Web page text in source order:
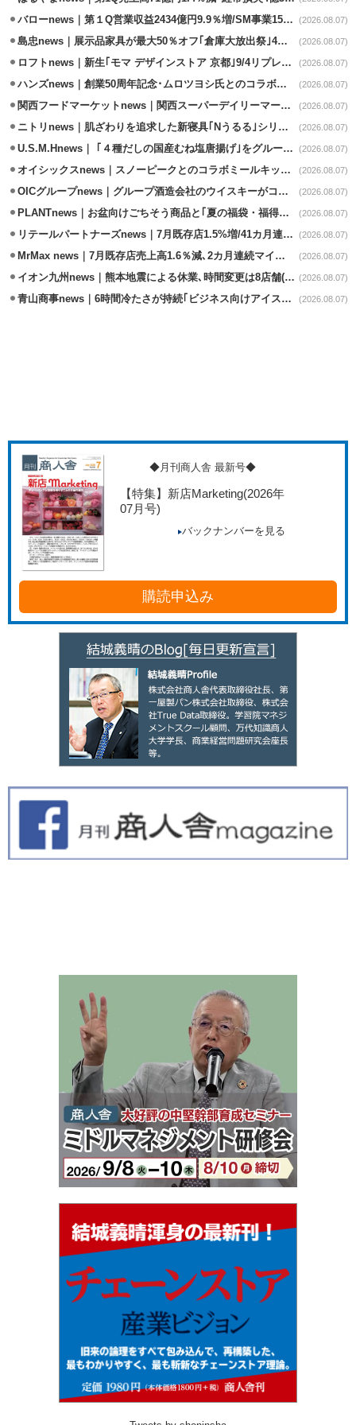
バローnews｜第１Q営業収益2434億円9.9％増/SM事業15.5％増と絶好調 (2026.08.07)
島忠news｜展示品家具が最大50％オフ｢倉庫大放出祭｣4店舗限定で開催 (2026.08.07)
ロフトnews｜新生｢モマ デザインストア 京都｣9/4リプレイスオープン (2026.08.07)
ハンズnews｜創業50周年記念･ムロツヨシ氏とのコラボ企画｢ムロハンズ｣開催 (2026.08.07)
関西フードマーケットnews｜関西スーパーデイリーマート蒲生店8/7改装 (2026.08.07)
ニトリnews｜肌ざわりを追求した新寝具｢Nうるる｣シリーズを発売 (2026.08.07)
U.S.M.Hnews｜ ｢４種だしの国産むね塩唐揚げ｣をグループ610店で共同販促 (2026.08.07)
オイシックスnews｜スノーピークとのコラボミールキット8/13発売 (2026.08.07)
OICグループnews｜グループ酒造会社のウイスキーがコンペティション受賞 (2026.08.07)
PLANTnews｜お盆向けごちそう商品と｢夏の福袋・福得カート｣8/8から開催 (2026.08.07)
リテールパートナーズnews｜7月既存店1.5%増/41カ月連続増 (2026.08.07)
MrMax news｜7月既存店売上高1.6％減､2カ月連続マイナス (2026.08.07)
イオン九州news｜熊本地震による休業､時間変更は8店舗(8/7時点) (2026.08.07)
青山商事news｜6時間冷たさが持続｢ビジネス向けアイスベスト｣発売 (2026.08.07)
◆月刊商人舎 最新号◆
【特集】新店Marketing(2026年
07月号)
バックナンバーを見る
購読申込み